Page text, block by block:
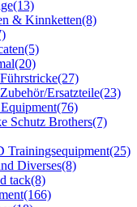
(13)
& Kinnketten(8)
(5)
(20)
(27)
Ersatzteile(23)
(76)
Schutz Brothers(7)
Trainingsequipment(25)
Diverses(8)
tack(8)
(166)